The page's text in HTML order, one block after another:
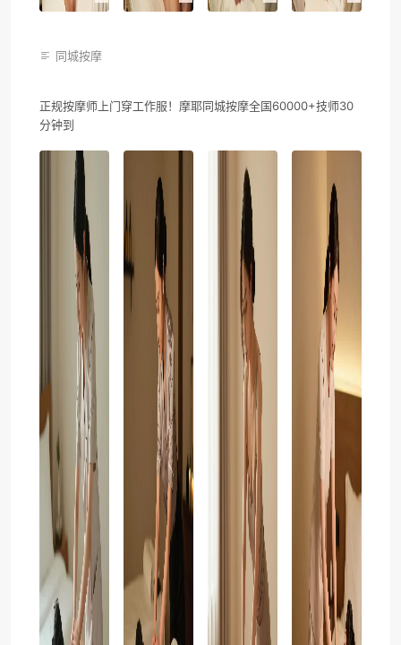
同城按摩
正规按摩师上门穿工作服！摩耶同城按摩全国60000+技师30
分钟到